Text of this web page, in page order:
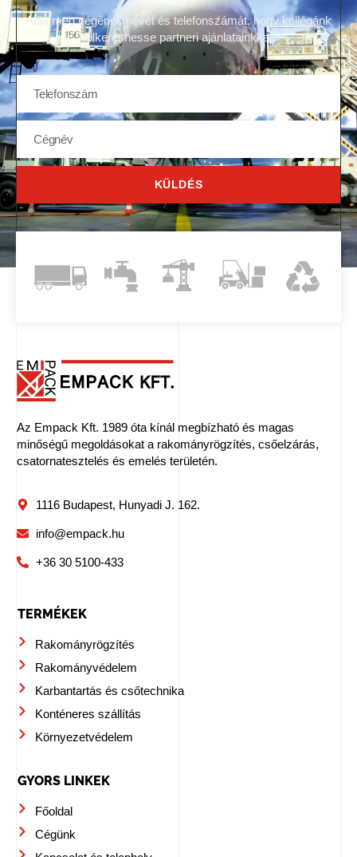
Adja meg cégének nevét és telefonszámát, hogy kollégánk
felkereshesse partneri ajánlatainkkal!
KÜLDÉS
Az Empack Kft. 1989 óta kínál megbízható és magas
minőségű megoldásokat a rakományrögzítés, csőelzárás,
csatornatesztelés és emelés területén.
1116 Budapest, Hunyadi J. 162.
info@empack.hu
+36 30 5100-433
TERMÉKEK
Rakományrögzítés
Rakományvédelem
Karbantartás és csőtechnika
Konténeres szállítás
Környezetvédelem
GYORS LINKEK
Főoldal
Cégünk